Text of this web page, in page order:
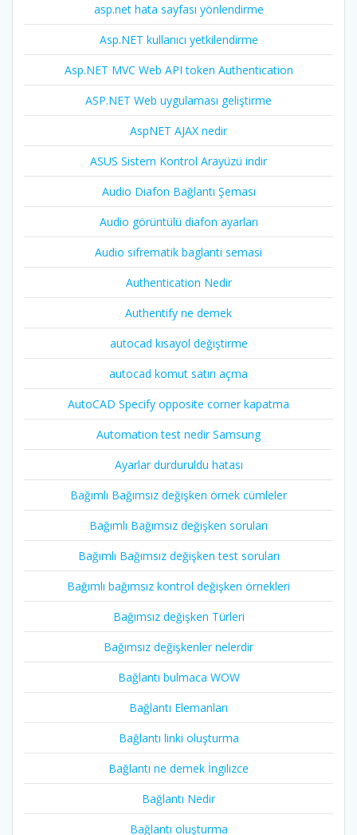
asp.net hata sayfası yönlendirme
Asp.NET kullanıcı yetkilendirme
Asp.NET MVC Web API token Authentication
ASP.NET Web uygulaması geliştirme
AspNET AJAX nedir
ASUS Sistem Kontrol Arayüzü indir
Audio Diafon Bağlantı Şeması
Audio görüntülü diafon ayarları
Audio sifrematik baglanti semasi
Authentication Nedir
Authentify ne demek
autocad kısayol değiştirme
autocad komut satırı açma
AutoCAD Specify opposite corner kapatma
Automation test nedir Samsung
Ayarlar durduruldu hatası
Bağımlı Bağımsız değişken örnek cümleler
Bağımlı Bağımsız değişken soruları
Bağımlı Bağımsız değişken test soruları
Bağımlı bağımsız kontrol değişken örnekleri
Bağımsız değişken Türleri
Bağımsız değişkenler nelerdir
Bağlantı bulmaca WOW
Bağlantı Elemanları
Bağlantı linki oluşturma
Bağlantı ne demek İngilizce
Bağlantı Nedir
Bağlantı oluşturma